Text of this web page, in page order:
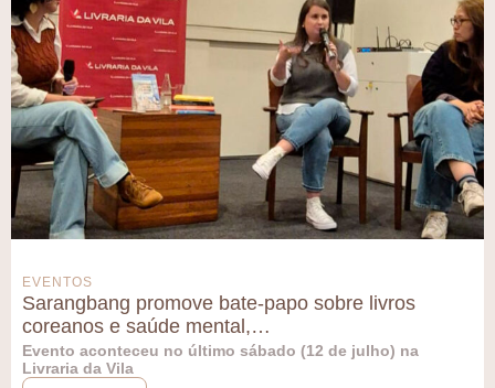
EVENTOS
Sarangbang promove bate-papo sobre livros
coreanos e saúde mental,…
Evento aconteceu no último sábado (12 de julho) na
Livraria da Vila